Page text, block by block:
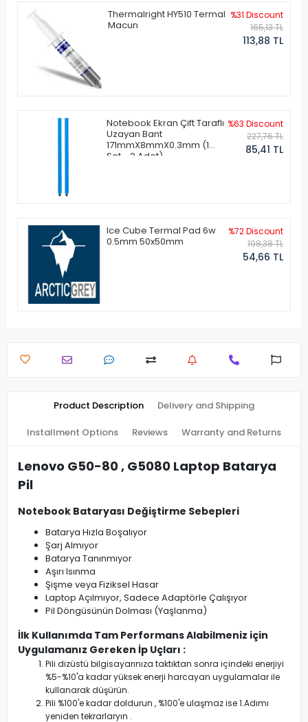
Thermalright HY510 Termal
Macun
%31 Discount
165,13 TL
113,88 TL
Notebook Ekran Çift Taraflı
Uzayan Bant
171mmX8mmX0.3mm (1
Set - 2 Adet)
%63 Discount
227,76 TL
85,41 TL
Ice Cube Termal Pad 6w
0.5mm 50x50mm
%72 Discount
198,38 TL
54,66 TL
Product Description Delivery and Shipping
Installment Options Reviews Warranty and Returns
Lenovo G50-80 , G5080 Laptop Batarya
Pil
Notebook Bataryası Değiştirme Sebepleri
Batarya Hızla Boşalıyor
Şarj Almıyor
Batarya Tanınmıyor
Aşırı Isınma
Şişme veya Fiziksel Hasar
Laptop Açılmıyor, Sadece Adaptörle Çalışıyor
Pil Döngüsünün Dolması (Yaşlanma)
İlk Kullanımda Tam Performans Alabilmeniz için
Uygulamanız Gereken İp Uçları :
Pili dizüstü bilgisayarınıza taktıktan sonra içindeki enerjiyi
%5-%10'a kadar yüksek enerji harcayan uygulamalar ile
kullanarak düşürün.
Pili %100'e kadar doldurun , %100'e ulaşmaz ise 1.Adımı
yeniden tekrarlaryın .